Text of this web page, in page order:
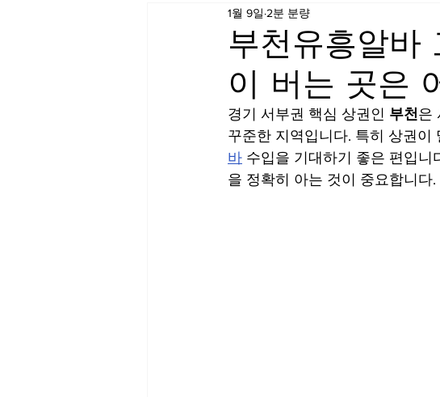
가라오케알바 노래주점알바
학생알바 대학생알바
스웨디시 스웨디시알바
부천유흥알바
이 버는 곳은
1월 9일 2분 분량
경기 서부권 핵심 상권인 부천은
꾸준한 지역입니다. 특히 상권이
바 수입을 기대하기 좋은 편입니
을 정확히 아는 것이 중요합니다.